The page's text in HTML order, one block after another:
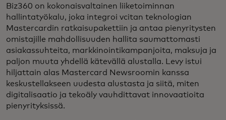
Biz360 on kokonaisvaltainen liiketoiminnan
hallintatyökalu, joka integroi vcitan teknologian
Mastercardin ratkaisupakettiin ja antaa pienyritysten
omistajille mahdollisuuden hallita saumattomasti
asiakassuhteita, markkinointikampanjoita, maksuja ja
paljon muuta yhdellä kätevällä alustalla. Levy istui
hiljattain alas Mastercard Newsroomin kanssa
keskustellakseen uudesta alustasta ja siitä, miten
digitalisaatio ja tekoäly vauhdittavat innovaatioita
pienyrityksissä.